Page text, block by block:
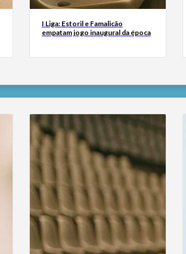
I Liga: Estoril e Famalicão
empatam jogo inaugural da época